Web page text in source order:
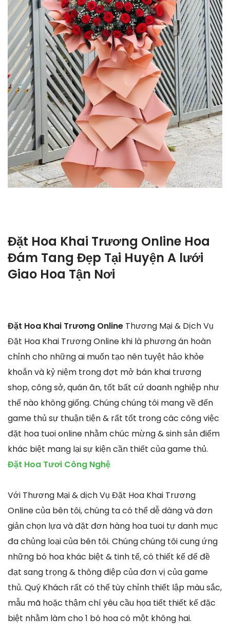
Đặt Hoa Khai Trương Online Hoa
Đám Tang Đẹp Tại Huyện A lưới
Giao Hoa Tận Nơi
Đặt Hoa Khai Trương Online Thương Mại & Dịch Vụ
Đặt Hoa Khai Trương Online khi là phương án hoàn
chỉnh cho những ai muốn tạo nên tuyệt hảo khỏe
khoắn và kỷ niệm trong đợt mở bán khai trương
shop, công sở, quán ăn, tốt bất cứ doanh nghiệp như
thế nào không giống. Chúng chúng tôi mang về đến
game thủ sự thuận tiện & rất tốt trong các công việc
đặt hoa tuoi online nhằm chúc mừng & sinh sản điểm
khác biệt mang lại sự kiện cần thiết của game thủ.
Đặt Hoa Tươi Công Nghệ
Với Thương Mại & dịch Vụ Đặt Hoa Khai Trương
Online của bên tôi, chúng ta có thể dễ dàng và đơn
giản chọn lựa và đặt đơn hàng hoa tuoi tự danh mục
đa chủng loại của bên tôi. Chúng chúng tôi cung ứng
những bó hoa khác biệt & tinh tế, có thiết kế để đề
đạt sang trọng & thông điệp của đơn vị của game
thủ. Quý Khách rất có thể tùy chỉnh thiết lập màu sắc,
mẫu mã hoặc thậm chí yêu cầu họa tiết thiết kế đặc
biệt nhằm làm cho 1 bó hoa có một không hai.